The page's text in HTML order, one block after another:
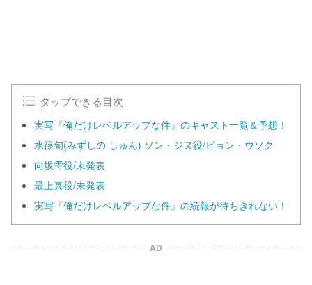
タップできる目次
実写『俺だけレベルアップな件』のキャスト一覧＆予想！
水篠旬(みずしの しゅん) ソン・ジヌ役/ピョン・ウソク
向坂雫役/未発表
最上真役/未発表
実写『俺だけレベルアップな件』の続報が待ちきれない！
AD